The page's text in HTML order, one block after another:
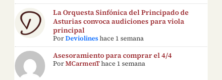
La Orquesta Sinfónica del Principado de
Asturias convoca audiciones para viola
principal
PorDeviolines hace 1 semana
Asesoramiento para comprar el 4/4
PorMCarmenThace 1 semana